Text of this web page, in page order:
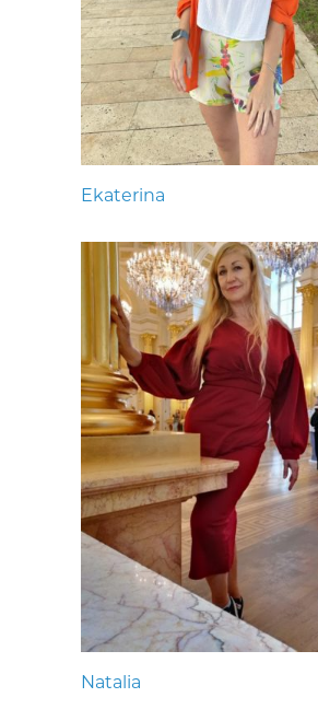
Ekaterina
Natalia